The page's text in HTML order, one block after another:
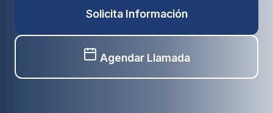
Solicita Información
Agendar Llamada